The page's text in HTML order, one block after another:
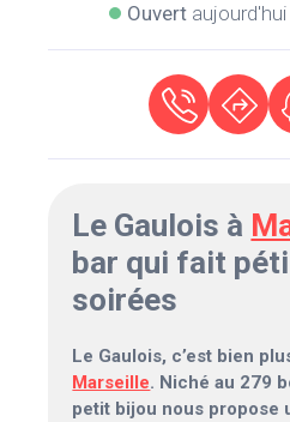
Ouvertaujourd'hui
Le Gaulois à
bar qui fait
soirées
Le Gaulois, c’est bien
Marseille. Niché au 279
petit bijou nous propose